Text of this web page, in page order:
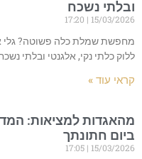
ובלתי נשכח
15/03/2026
מחפשת שמלת כלה פשוטה? גלי
ללוק כלתי נקי, אלגנטי ובלתי
קראי עוד »
מהאגדות למציאות:
ביום חתונתך
15/03/2026